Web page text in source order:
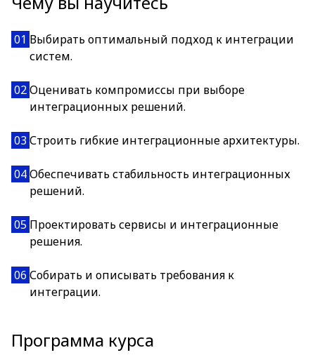
01 Выбирать оптимальный подход к интеграции
систем.
02Оценивать компромиссы при выборе
интеграционных решений.
03 Строить гибкие интеграционные архитектуры.
04Обеспечивать стабильность интеграционных
решений.
05 Проектировать сервисы и интеграционные
решения.
06 Собирать и описывать требования к
интеграции.
Программа курса